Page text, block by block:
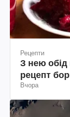
Рецепти
З нею обід
рецепт
Вчора